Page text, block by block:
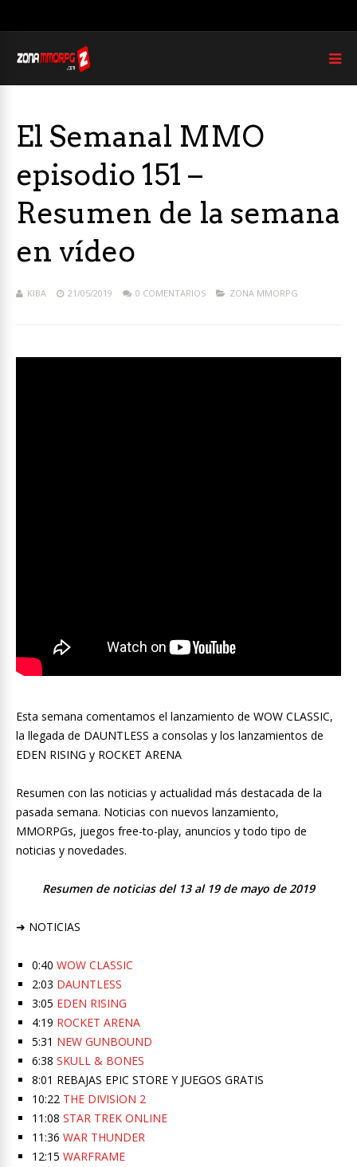
El Semanal MMO
episodio 151 –
Resumen de la semana
en vídeo
KIBA 21/05/2019 0 COMENTARIOS ZONA MMORPG
Esta semana comentamos el lanzamiento de WOW CLASSIC,
la llegada de DAUNTLESS a consolas y los lanzamientos de
EDEN RISING y ROCKET ARENA
Resumen con las noticias y actualidad más destacada de la
pasada semana. Noticias con nuevos lanzamiento,
MMORPGs, juegos free-to-play, anuncios y todo tipo de
noticias y novedades.
Resumen de noticias del 13 al 19 de mayo de 2019
➜ NOTICIAS
0:40 WOW CLASSIC
2:03 DAUNTLESS
3:05 EDEN RISING
4:19 ROCKET ARENA
5:31 NEW GUNBOUND
6:38 SKULL & BONES
8:01 REBAJAS EPIC STORE Y JUEGOS GRATIS
10:22 THE DIVISION 2
11:08 STAR TREK ONLINE
11:36 WAR THUNDER
12:15 WARFRAME